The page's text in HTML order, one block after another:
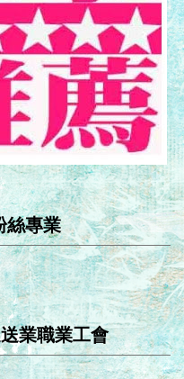
絲專業
業職業工會